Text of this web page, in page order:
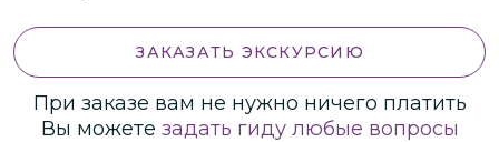
ЗАКАЗАТЬ ЭКСКУРСИЮ
При заказе вам не нужно ничего платить
Вы можете задать гиду любые вопросы